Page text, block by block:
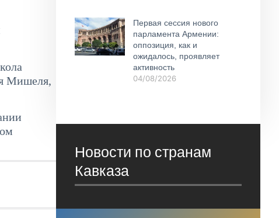
Мишеля,
Первая сессия нового
парламента Армении:
оппозиция, как и
ожидалось, проявляет
активность
04/08/2026
Новости по странам
Кавказа